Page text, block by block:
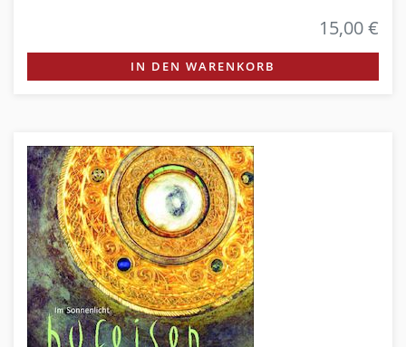
15,00 €
IN DEN WARENKORB